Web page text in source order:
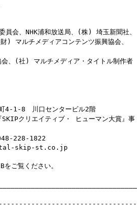
会、NHK浦和放送局、(株) 埼玉新聞社、
チメディアコンテンツ振興協会、
) マルチメディア・タイトル制作者
4-1-8 川口センタービル2階
クリエイティブ・ ヒューマン大賞』事
228-1822
skip-st.co.jp
をご覧ください。